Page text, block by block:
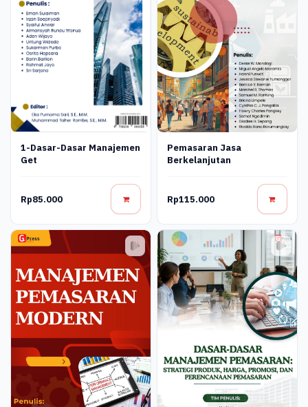
1-Dasar-Dasar Manajemen
Get
Rp85.000
Pemasaran Jasa
Berkelanjutan
Rp115.000